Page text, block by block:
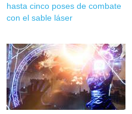
hasta cinco poses de combate
con el sable láser